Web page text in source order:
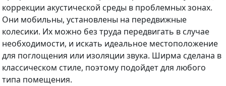
коррекции акустической среды в проблемных зонах.
Они мобильны, установлены на передвижные
колесики. Их можно без труда передвигать в случае
необходимости, и искать идеальное местоположение
для поглощения или изоляции звука. Ширма сделана в
классическом стиле, поэтому подойдет для любого
типа помещения.